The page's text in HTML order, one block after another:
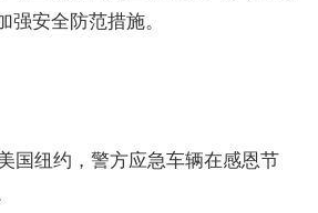
强安全防范措施。
国纽约，警方应急车辆在感恩节